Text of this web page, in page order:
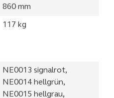
860 mm
117 kg
NE0013 signalrot,
NE0014 hellgrün,
NE0015 hellgrau,